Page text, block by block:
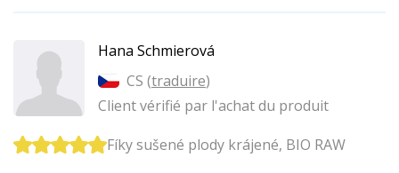
Hana Schmierová
CS (traduire)
Client vérifié par l'achat du produit
Fíky sušené plody krájené, BIO RAW